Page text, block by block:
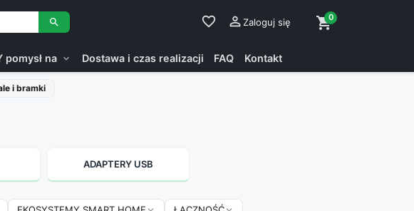
 favorite_border Zaloguj się shopping_cart
0
pomysł na expand_more Dostawa i czas realizacji FAQ Kontakt
i bramki
ADAPTERY USB